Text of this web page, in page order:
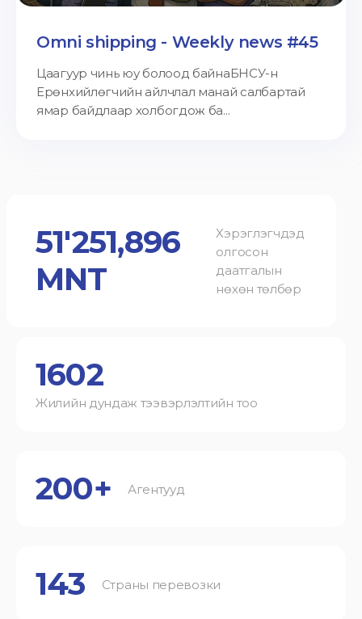
Omni shipping - Weekly news #45
Цаагуур чинь юу болоод байнаБНСУ-н
Ерөнхийлөгчийн айлчлал манай салбартай
ямар байдлаар холбогдож ба...
51'251,896
MNT
Хэрэглэгчдэд
олгосон
даатгалын
нөхөн төлбөр
1602
Жилийн дундаж тээвэрлэлтийн тоо
200+ Агентууд
143 Страны перевозки